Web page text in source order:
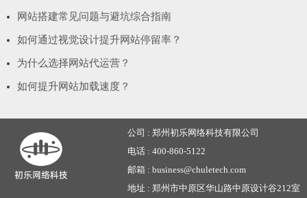
网站搭建常见问题与避坑综合指南
如何通过视觉设计提升网站停留率？
为什么选择网站代运营？
如何提升网站加载速度？
公司 : 郑州初乐网络科技有限公司
电话 : 400-860-5122
邮箱 : business@chuletech.com
地址 : 郑州市中原区华山路中原设计谷212室